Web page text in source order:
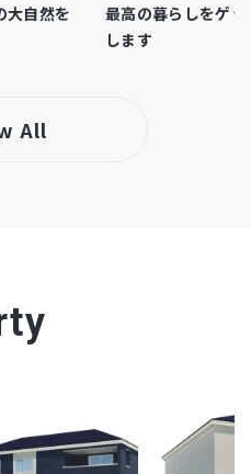
大自然を
最高の暮らしをゲ
します
All